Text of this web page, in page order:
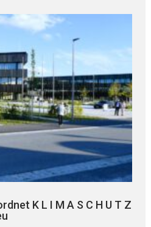
K L I M A S C H U T Z